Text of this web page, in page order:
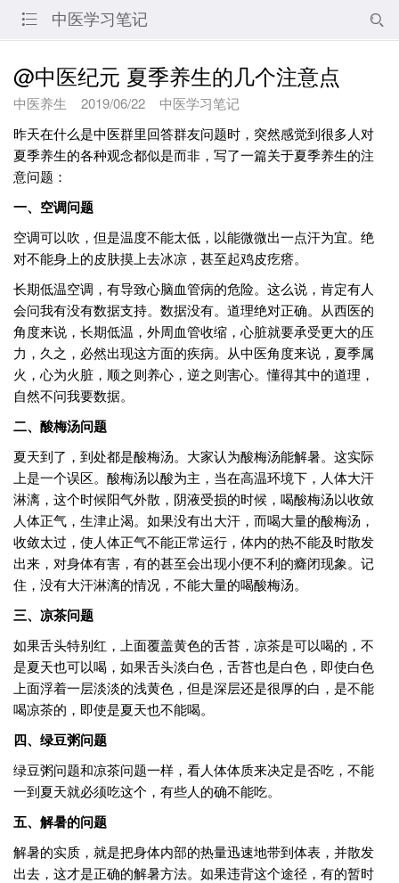
 中医学习笔记 
@中医纪元 夏季养生的几个注意点
中医养生 2019/06/22
中医学习笔记
昨天在什么是中医群里回答群友问题时，突然感觉到很多人对
夏季养生的各种观念都似是而非，写了一篇关于夏季养生的注
意问题：
一、空调问题
空调可以吹，但是温度不能太低，以能微微出一点汗为宜。绝
对不能身上的皮肤摸上去冰凉，甚至起鸡皮疙瘩。
长期低温空调，有导致心脑血管病的危险。这么说，肯定有人
会问我有没有数据支持。数据没有。道理绝对正确。从西医的
角度来说，长期低温，外周血管收缩，心脏就要承受更大的压
力，久之，必然出现这方面的疾病。从中医角度来说，夏季属
火，心为火脏，顺之则养心，逆之则害心。懂得其中的道理，
自然不问我要数据。
二、酸梅汤问题
夏天到了，到处都是酸梅汤。大家认为酸梅汤能解暑。这实际
上是一个误区。酸梅汤以酸为主，当在高温环境下，人体大汗
淋漓，这个时候阳气外散，阴液受损的时候，喝酸梅汤以收敛
人体正气，生津止渴。如果没有出大汗，而喝大量的酸梅汤，
收敛太过，使人体正气不能正常运行，体内的热不能及时散发
出来，对身体有害，有的甚至会出现小便不利的癃闭现象。记
住，没有大汗淋漓的情况，不能大量的喝酸梅汤。
三、凉茶问题
如果舌头特别红，上面覆盖黄色的舌苔，凉茶是可以喝的，不
是夏天也可以喝，如果舌头淡白色，舌苔也是白色，即使白色
上面浮着一层淡淡的浅黄色，但是深层还是很厚的白，是不能
喝凉茶的，即使是夏天也不能喝。
四、绿豆粥问题
绿豆粥问题和凉茶问题一样，看人体体质来决定是否吃，不能
一到夏天就必须吃这个，有些人的确不能吃。
五、解暑的问题
解暑的实质，就是把身体内部的热量迅速地带到体表，并散发
出去，这才是正确的解暑方法。如果违背这个途径，有的暂时